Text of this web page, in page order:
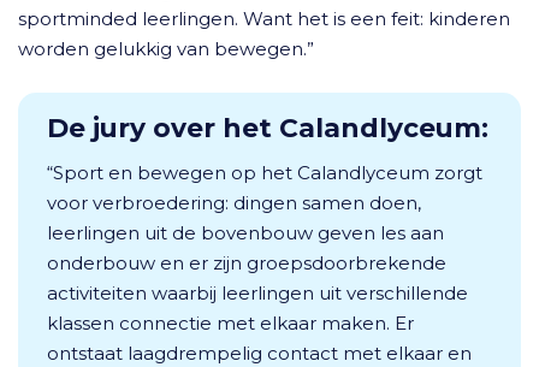
sportminded leerlingen. Want het is een feit: kinderen
worden gelukkig van bewegen.”
De jury over het Calandlyceum:
“Sport en bewegen op het Calandlyceum zorgt
voor verbroedering: dingen samen doen,
leerlingen uit de bovenbouw geven les aan
onderbouw en er zijn groepsdoorbrekende
activiteiten waarbij leerlingen uit verschillende
klassen connectie met elkaar maken. Er
ontstaat laagdrempelig contact met elkaar en